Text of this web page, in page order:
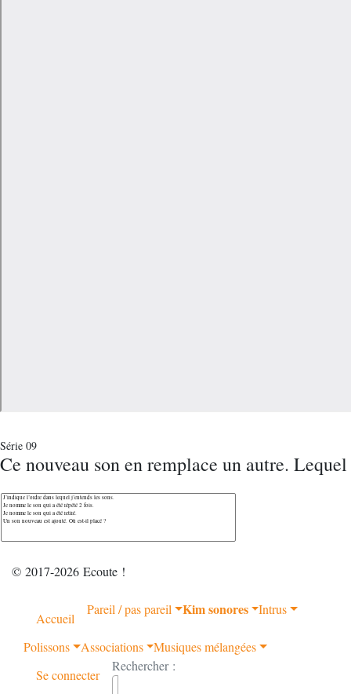
Série 09
Ce nouveau son en remplace un autre.
© 2017-2026 Ecoute !
Accueil
Pareil / pas pareil Kim sonores Intrus
Polissons Associations
Musiques mélangées
Se connecter
Rechercher :